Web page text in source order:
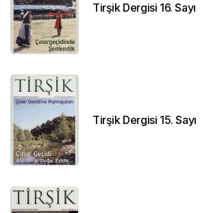
Tirşik Dergisi 16. Sayı
Tirşik Dergisi 15. Sayı